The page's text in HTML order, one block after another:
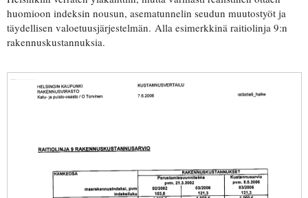
huomioon indeksin nousun, asematunnelin seudun muutostyöt ja
täydellisen valoetuusjärjestelmän. Alla esimerkkinä raitiolinja 9:n
rakennuskustannuksia.